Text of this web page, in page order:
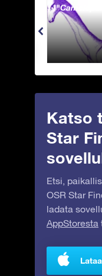
Katso
Star
Etsi,
OSR Star
ladata
AppStoresta